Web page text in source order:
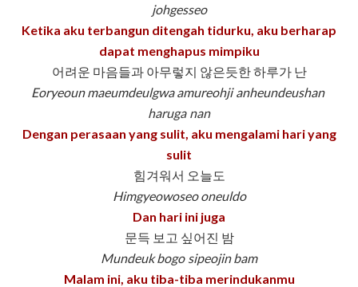
johgesseo
Ketika aku terbangun ditengah tidurku, aku berharap
dapat menghapus mimpiku
어려운 마음들과 아무렇지 않은듯한 하루가 난
Eoryeoun maeumdeulgwa amureohji anheundeushan
haruga nan
Dengan perasaan yang sulit, aku mengalami hari yang
sulit
힘겨워서 오늘도
Himgyeowoseo oneuldo
Dan hari ini juga
문득 보고 싶어진 밤
Mundeuk bogo sipeojin bam
Malam ini, aku tiba-tiba merindukanmu